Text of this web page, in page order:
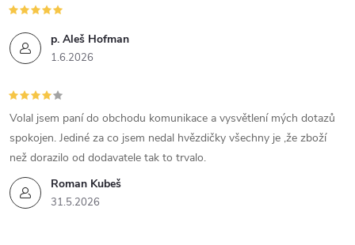
p. Aleš Hofman
1.6.2026
Roman Kubeš
31.5.2026
Volal jsem paní do obchodu komunikace a vysvětlení mých dotazů
spokojen. Jediné za co jsem nedal hvězdičky všechny je ,že zboží
než dorazilo od dodavatele tak to trvalo.